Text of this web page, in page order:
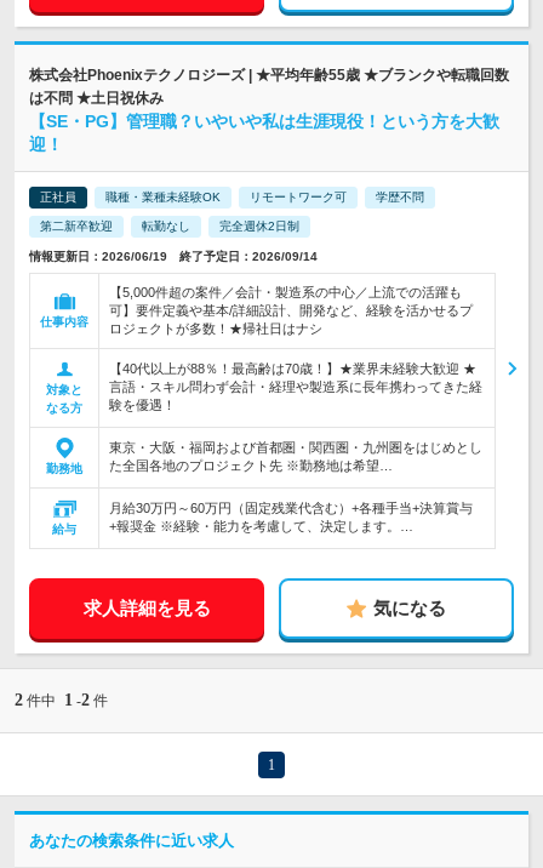
株式会社Phoenixテクノロジーズ | ★平均年齢55歳 ★ブランクや転職回数
は不問 ★土日祝休み
【SE・PG】管理職？いやいや私は生涯現役！という方を大歓
迎！
正社員 職種・業種未経験OK リモートワーク可 学歴不問
第二新卒歓迎 転勤なし 完全週休2日制
情報更新日：2026/06/19 終了予定日：2026/09/14
仕事内容
【5,000件超の案件／会計・製造系の中心／上流での活躍も
可】要件定義や基本/詳細設計、開発など、経験を活かせるプ
ロジェクトが多数！★帰社日はナシ
対象と
なる方
【40代以上が88％！最高齢は70歳！】★業界未経験大歓迎 ★
言語・スキル問わず会計・経理や製造系に長年携わってきた経
験を優遇！
勤務地
東京・大阪・福岡および首都圏・関西圏・九州圏をはじめとし
た全国各地のプロジェクト先 ※勤務地は希望…
給与
月給30万円～60万円（固定残業代含む）+各種手当+決算賞与
+報奨金 ※経験・能力を考慮して、決定します。…
求人詳細を見る 気になる
2 件中 1 -2 件
1
あなたの検索条件に近い求人